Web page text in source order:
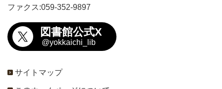
ファクス:059-352-9897
図書館公式X
@yokkaichi_lib
サイトマップ